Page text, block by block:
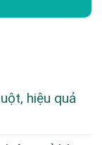
hiệu quả